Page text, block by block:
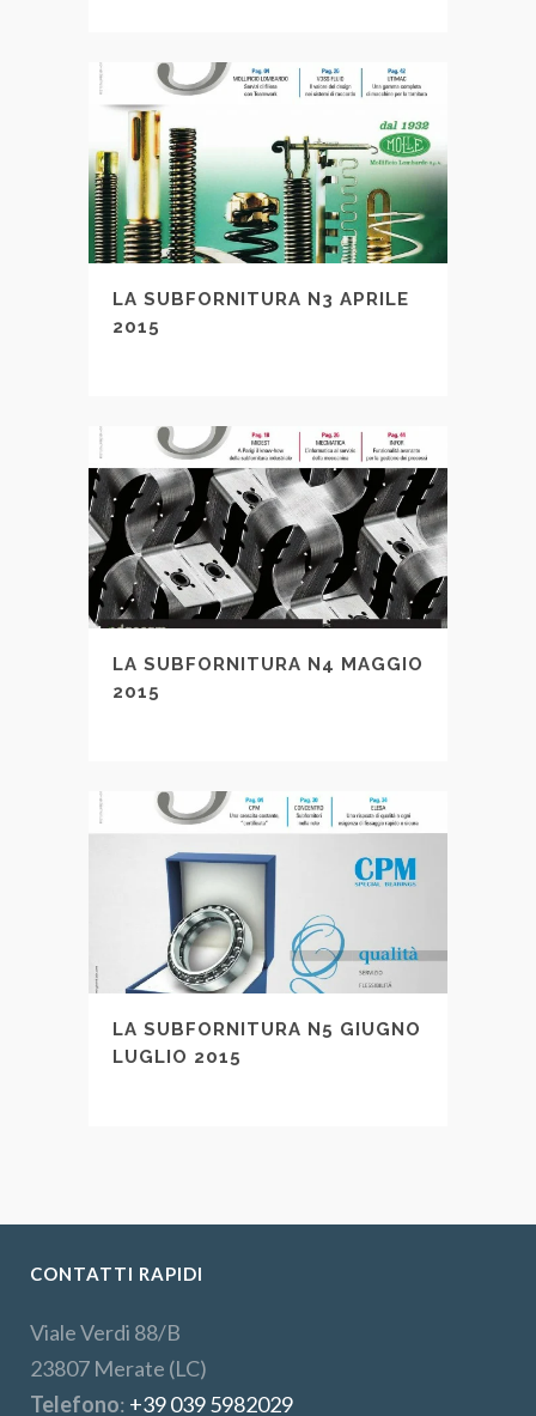
LA SUBFORNITURA N3 APRILE
2015
LA SUBFORNITURA N4 MAGGIO
2015
LA SUBFORNITURA N5 GIUGNO
LUGLIO 2015
CONTATTI RAPIDI
Viale Verdi 88/B
23807 Merate (LC)
Telefono: +39 039 5982029